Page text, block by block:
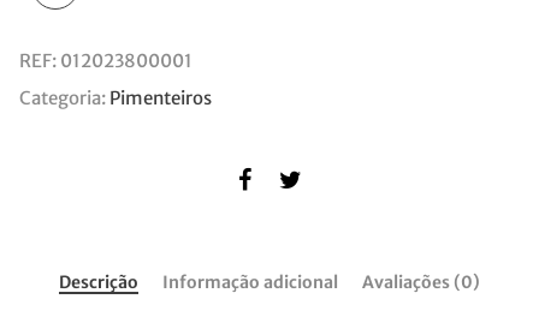
REF: 012023800001
Categoria: Pimenteiros
Descrição Informação adicional Avaliações (0)